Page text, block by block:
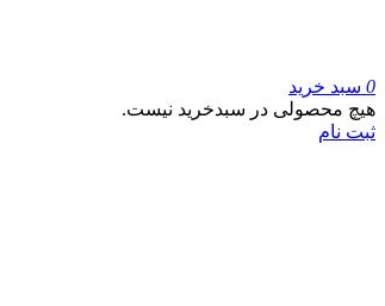
0 سبد خرید
هیچ محصولی در سبدخرید نیست.
ثبت نام